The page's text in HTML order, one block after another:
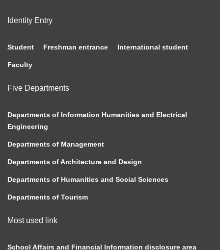
Identity Entry
Student Freshman entrance International student
Faculty
Five Departments
Departments of Information Humanities and Electrical
Engineering
Departments of Management
Departments of Architecture and Design
Departments of Humanities and Social Sciences
Departments of Tourism
Most used link
School Affairs and Financial Information disclosure area